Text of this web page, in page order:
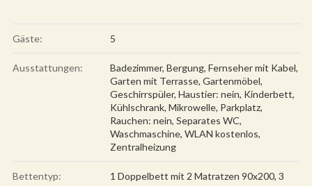
Gäste: 5
Ausstattungen: Badezimmer, Bergung, Fernseher mit Kabel,
Garten mit Terrasse, Gartenmöbel,
Geschirrspüler, Haustier: nein, Kinderbett,
Kühlschrank, Mikrowelle, Parkplatz,
Rauchen: nein, Separates WC,
Waschmaschine, WLAN kostenlos,
Zentralheizung
Bettentyp:
1 Doppelbett mit 2 Matratzen 90x200, 3